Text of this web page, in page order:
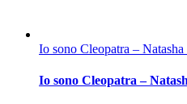
Io sono Cleopatra –
Io sono Cleopatra –